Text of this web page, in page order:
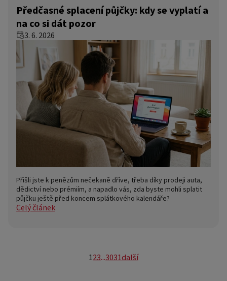
Předčasné splacení půjčky: kdy se vyplatí a
na co si dát pozor
3. 6. 2026
Přišli jste k penězům nečekaně dříve, třeba díky prodeji auta,
dědictví nebo prémiím, a napadlo vás, zda byste mohli splatit
půjčku ještě před koncem splátkového kalendáře?
Celý článek
1 23...3031další